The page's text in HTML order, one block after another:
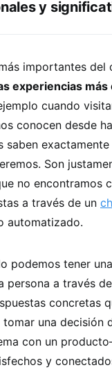
y
importantes del
experiencias más
cuando
conocen desde
saben
Son
no encontramos
a través de un
automatizado.
podemos tener
persona a través
concretas
tomar una decisión
con un
y